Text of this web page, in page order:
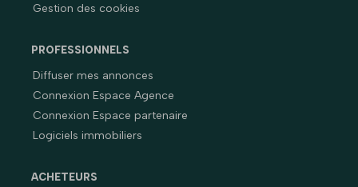
Gestion des cookies
PROFESSIONNELS
Diffuser mes annonces
Connexion Espace Agence
Connexion Espace partenaire
Logiciels immobiliers
ACHETEURS